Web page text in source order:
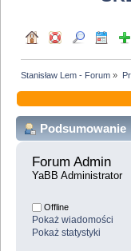
Stanisław Lem - Forum »
Podsumowanie
Forum Admin
YaBB Administrator
Offline
Pokaż wiadomości
Pokaż statystyki